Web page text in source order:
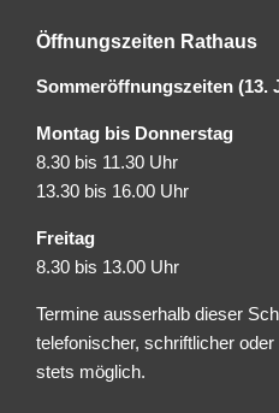
Öffnungszeiten Rathaus
Sommeröffnungszeiten (13.
Montag bis Donnerstag
8.30 bis 11.30 Uhr
13.30 bis 16.00 Uhr
Freitag
8.30 bis 13.00 Uhr
Termine ausserhalb dieser
telefonischer, schriftlicher
stets möglich.